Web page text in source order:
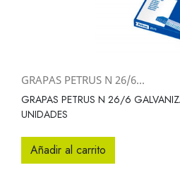
GRAPAS PETRUS N 26/6...
GRAPAS PETRUS N 26/6
UNIDADES
Añadir al carrito